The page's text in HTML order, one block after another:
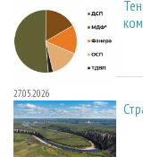
27.05.2026